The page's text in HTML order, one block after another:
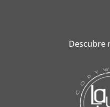
Descubre